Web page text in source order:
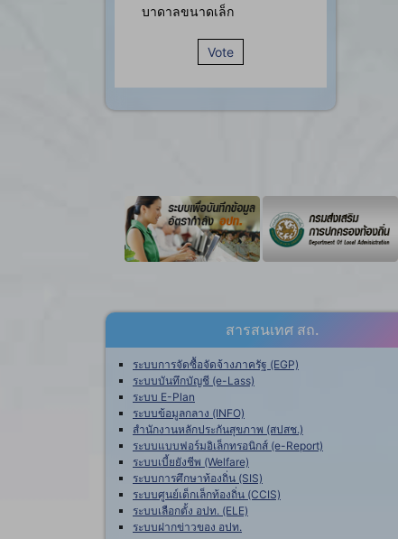
บาดาลขนาดเล็ก
Vote
สารสนเทศ สถ.
ระบบการจัดซื้อจัดจ้างภาครัฐ (EGP)
ระบบบันทึกบัญชี (e-Lass)
ระบบ E-Plan
ระบบข้อมูลกลาง (INFO)
สำนักงานหลักประกันสุขภาพ (สปสช.)
ระบบแบบฟอร์มอิเล็กทรอนิกส์ (e-Report)
ระบบเบี้ยยังชีพ (Welfare)
ระบบการศึกษาท้องถิ่น (SIS)
ระบบศูนย์เด็กเล็กท้องถิ่น (CCIS)
ระบบเลือกตั้ง อปท. (ELE)
ระบบฝากข่าวของ อปท.